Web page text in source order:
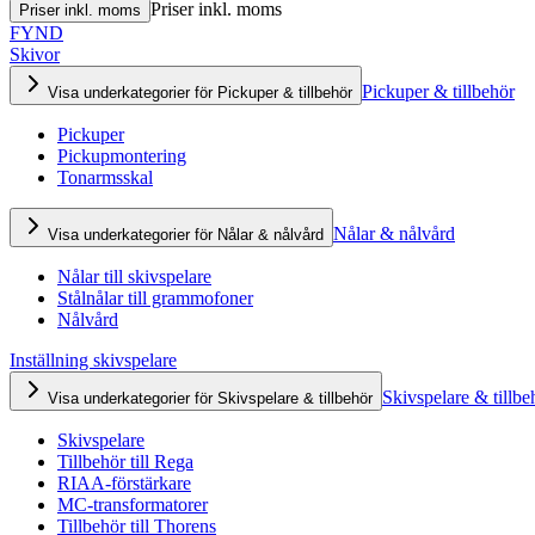
Priser inkl. moms Priser inkl. moms
FYND
Skivor
Visa underkategorier för Pickuper & tillbehör Pickuper & tillbehör
Pickuper
Pickupmontering
Tonarmsskal
Visa underkategorier för Nålar & nålvård Nålar & nålvård
Nålar till skivspelare
Stålnålar till grammofoner
Nålvård
Inställning skivspelare
Visa underkategorier för Skivspelare & tillbehör Skivspelare &
Skivspelare
Tillbehör till Rega
RIAA-förstärkare
MC-transformatorer
Tillbehör till Thorens